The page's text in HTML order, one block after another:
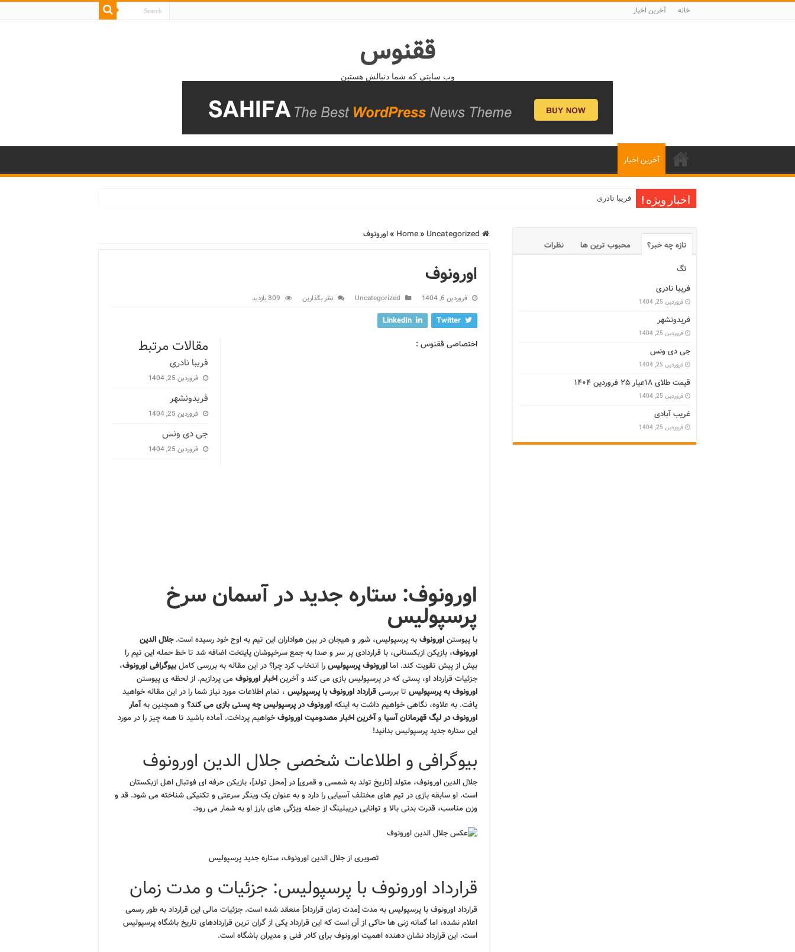
خانه آخرین اخبار
ققنوس
وب سایتی که شما دنبالش هستین
آخرین اخبار
اخبار ویژه ! فریبا نادری
» Uncategorized
»اورونوف
اورونوف
فروردین 6, 1404 Uncategorized نظر بگذارین 309 بازدید
Twitter
LinkedIn
مقالات مرتبط
فریبا نادری
فروردین 25, 1404
فریدونشهر
فروردین 25, 1404
جی دی ونس
فروردین 25, 1404
اختصاصی ققنوس :
اورونوف: ستاره جدید در آسمان سرخ
پرسپولیس
با پیوستناورونوفبه پرسپولیس، شور و هیجان در بین هواداران این تیم به اوج خود رسیده است.جلال الدین
اورونوف، بازیکن ازبکستانی، با قراردادی پر سر و صدا به جمع سرخپوشان پایتخت اضافه شد تا خط حمله این تیم را
بیش از پیش تقویت کند. اما اورونوف پرسپولیسرا انتخاب کرد چرا؟ در این مقاله به بررسی کاملبیوگرافی اورونوف،
جزئیات قرارداد او، پستی که در پرسپولیس بازی می کند و آخریناخبار اورونوف می پردازیم. از لحظه ی پیوستن
اورونوف به پرسپولیس تا بررسیقرارداد اورونوف با پرسپولیس ، تمام اطلاعات مورد نیاز شما را در این مقاله خواهید
یافت. به علاوه، نگاهی خواهیم داشت به اینکهاورونوف در پرسپولیس چه پستی بازی می کند؟و همچنین بهآمار
اورونوف در لیگ قهرمانان آسیا وآخرین اخبار مصدومیت اورونوفخواهیم پرداخت. آماده باشید تا همه چیز را در مورد
این ستاره جدید پرسپولیس بدانید!
بیوگرافی و اطلاعات شخصی جلال الدین اورونوف
جلال الدین اورونوف، متولد [تاریخ تولد به شمسی و قمری] در [محل تولد]، بازیکن حرفه ای فوتبال اهل ازبکستان
است. او سابقه بازی در تیم های مختلف آسیایی را دارد و به عنوان یک وینگر سرعتی و تکنیکی شناخته می شود. قد و
وزن مناسب، قدرت بدنی بالا و توانایی دریبلینگ از جمله ویژگی های بارز او به شمار می رود.
تصویری از جلال الدین اورونوف، ستاره جدید پرسپولیس
قرارداد اورونوف با پرسپولیس: جزئیات و مدت زمان
قرارداد اورونوف با پرسپولیس به مدت [مدت زمان قرارداد] منعقد شده است. جزئیات مالی این قرارداد به طور رسمی
اعلام نشده، اما گمانه زنی ها حاکی از آن است که این قرارداد یکی از گران ترین قراردادهای تاریخ باشگاه پرسپولیس
است. این قرارداد نشان دهنده اهمیت اورونوف برای کادر فنی و مدیران باشگاه است.
تازه چه خبر؟ محبوب ترین ها
نظرات
تگ
فریبا نادری
فروردین 25, 1404
فریدونشهر
فروردین 25, 1404
جی دی ونس
فروردین 25, 1404
قیمت طلای ۱۸عیار ۲۵ فروردین ۱۴۰۴
فروردین 25, 1404
غریب آبادی
فروردین 25, 1404